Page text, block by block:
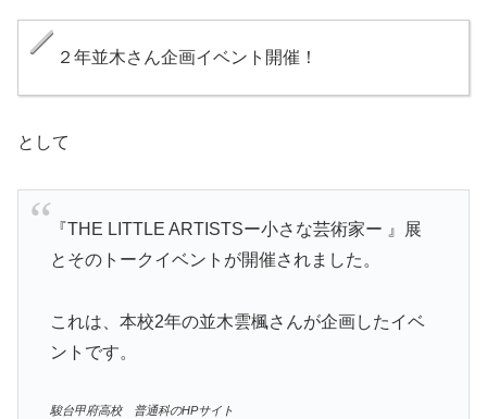
２年並木さん企画イベント開催！
として
『THE LITTLE ARTISTSー小さな芸術家ー 』展
とそのトークイベントが開催されました。
これは、本校2年の並木雲楓さんが企画したイベ
ントです。
駿台甲府高校 普通科のHPサイト